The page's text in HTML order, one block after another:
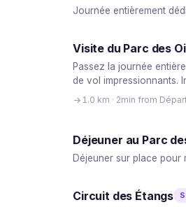
Journée entièrement
Visite du Parc des
Passez la journée
de vol impressionnants.
1.0 km · 2min from
Déjeuner au Parc
Déjeuner sur place pour
Circuit des Étangs